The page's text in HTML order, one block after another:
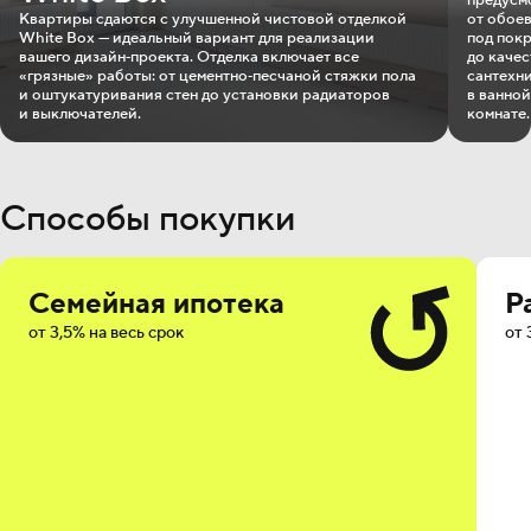
Квартиры сдаются с улучшенной чистовой отделкой
White Box — идеальный вариант для реализации
вашего дизайн‐проекта. Отделка включает все
«грязные» работы: от цементно‐песчаной стяжки пола
и оштукатуривания стен до установки радиаторов
и выключателей.
от обоев
под
до
в ванной
комнате.
Способы покупки
Семейная ипотека
от 3,5% на весь срок от